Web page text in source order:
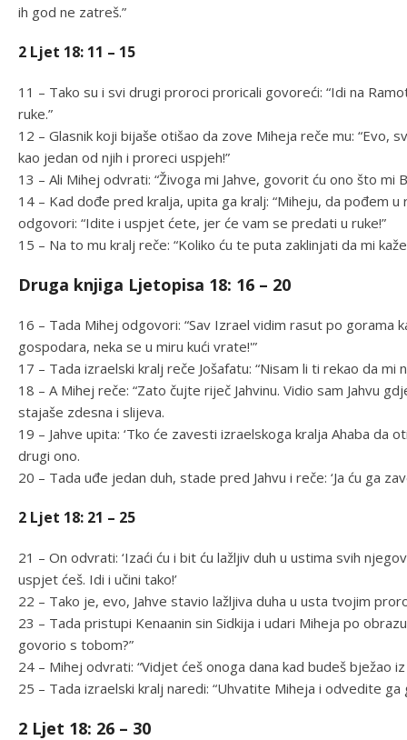
ih god ne zatreš.”
2 Ljet 18: 11 – 15
11 – Tako su i svi drugi proroci proricali govoreći: “Idi na
ruke.”
12 – Glasnik koji bijaše otišao da zove Miheja reče mu: “Evo,
kao jedan od njih i proreci uspjeh!”
13 – Ali Mihej odvrati: “Živoga mi Jahve, govorit ću ono što mi
14 – Kad dođe pred kralja, upita ga kralj: “Miheju, da pođem
odgovori: “Idite i uspjet ćete, jer će vam se predati u ruke!”
15 – Na to mu kralj reče: “Koliko ću te puta zaklinjati da mi
Druga knjiga Ljetopisa 18: 16 – 20
16 – Tada Mihej odgovori: “Sav Izrael vidim rasut po gorama
gospodara, neka se u miru kući vrate!'”
17 – Tada izraelski kralj reče Jošafatu: “Nisam li ti rekao da mi
18 – A Mihej reče: “Zato čujte riječ Jahvinu. Vidio sam Jahvu
stajaše zdesna i slijeva.
19 – Jahve upita: ‘Tko će zavesti izraelskoga kralja Ahaba da
drugi ono.
20 – Tada uđe jedan duh, stade pred Jahvu i reče: ‘Ja ću ga
2 Ljet 18: 21 – 25
21 – On odvrati: ‘Izaći ću i bit ću lažljiv duh u ustima svih
uspjet ćeš. Idi i učini tako!’
22 – Tako je, evo, Jahve stavio lažljiva duha u usta tvojim
23 – Tada pristupi Kenaanin sin Sidkija i udari Miheja po
govorio s tobom?”
24 – Mihej odvrati: “Vidjet ćeš onoga dana kad budeš bježao
25 – Tada izraelski kralj naredi: “Uhvatite Miheja i odvedite
2 Ljet 18: 26 – 30